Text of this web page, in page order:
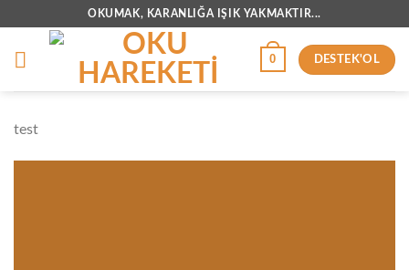
OKUMAK, KARANLIĞA IŞIK YAKMAKTIR...
0 DESTEK'OL
test